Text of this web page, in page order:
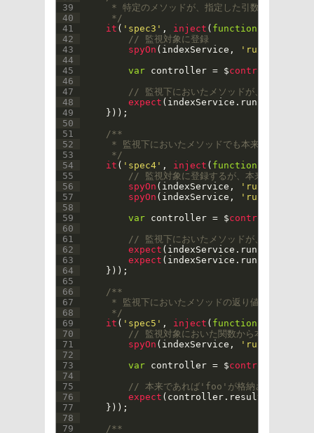
39
40
41
42
43
44
45
46
47
48
49
50
51
52
53
54
55
56
57
58
59
60
61
62
63
64
65
66
67
68
69
70
71
72
73
74
75
76
77
78
79
* 特定のメソッドが、指定した引数と共に実行さ
*/
it ( 'spec3' , inject ( function
// 監視対象に登録
spyOn ( indexService , 'run2'
var controller = $controller
// 監視下においたメソッドが、指定した引
expect ( indexService . run2
} ) ) ;
/**
* 監視下においたメソッドでも本来の実装を実行
*/
it ( 'spec4' , inject ( function
// 監視対象に登録するが、本来の実装も実
spyOn ( indexService , 'run'
spyOn ( indexService , 'run2'
var controller = $controller
// 監視下においたメソッドが、指定した引
expect ( indexService . run
expect ( indexService . run2
} ) ) ;
/**
* 監視下においたメソッドの返り値を強制的に指
*/
it ( 'spec5' , inject ( function
// 監視対象においた関数から本来返される
spyOn ( indexService , 'run3'
var controller = $controller
// 本来であれば'foo'が格納されているは
expect ( controller . result
} ) ) ;
/**